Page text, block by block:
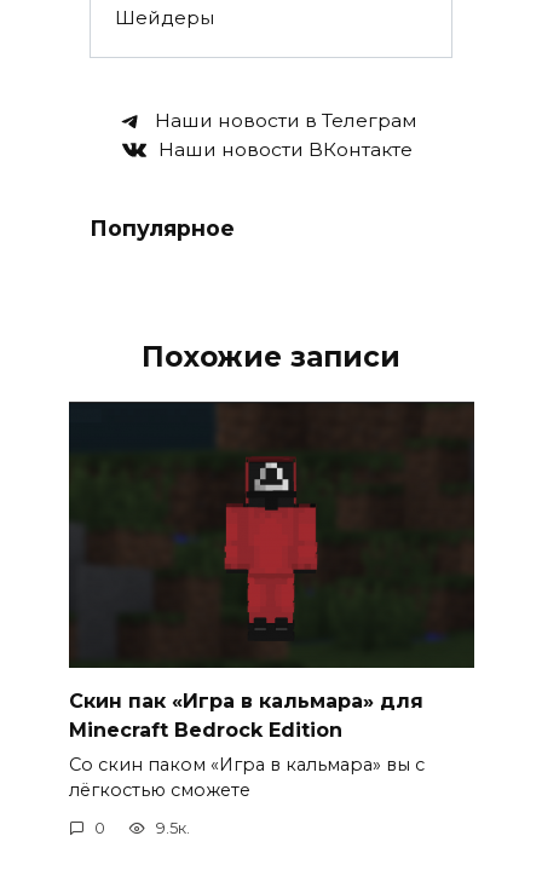
Шейдеры
Наши новости в Телеграм
Наши новости ВКонтакте
Популярное
Похожие записи
Скин пак «Игра в кальмара» для
Minecraft Bedrock Edition
Со скин паком «Игра в кальмара» вы с
лёгкостью сможете
0 9.5к.